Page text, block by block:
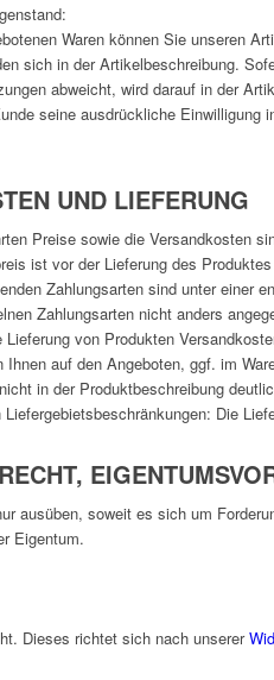
Waren können Sie unseren
sich in der Artikelbeschreibung.
abweicht, wird darauf in der
seine ausdrückliche
UND LIEFERUNG
Preise sowie die Versandkosten
ist vor der Lieferung des
Zahlungsarten sind unter einer
Zahlungsarten nicht anders
von Produkten
auf den Angeboten, ggf. im
in der Produktbeschreibung
Die
ausüben, soweit es sich um
Eigentum.
Dieses richtet sich nach unserer